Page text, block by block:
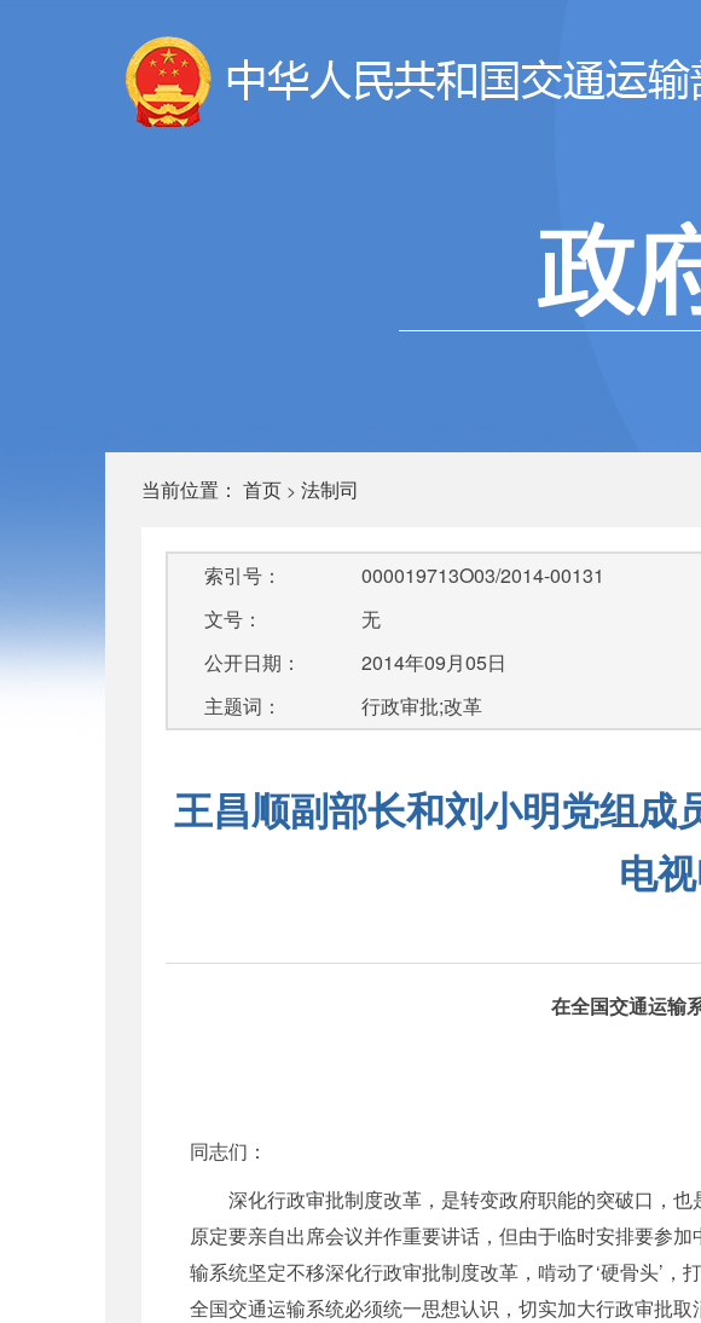
当前位置： 首页 > 法制司
索引号：
000019713O03/2014-00131
文号：
无
公开日期：
2014年09月05日
主题词：
行政审批;改革
王昌顺副部长和刘小明党组成
电
在全国交通运输系
同志们：
深化行政审批制度改革，是转变政府职能的突破口，也
原定要亲自出席会议并作重要讲话，但由于临时安排要参
输系统坚定不移深化行政审批制度改革，啃动了‘硬骨头’，
全国交通运输系统必须统一思想认识，切实加大行政审批